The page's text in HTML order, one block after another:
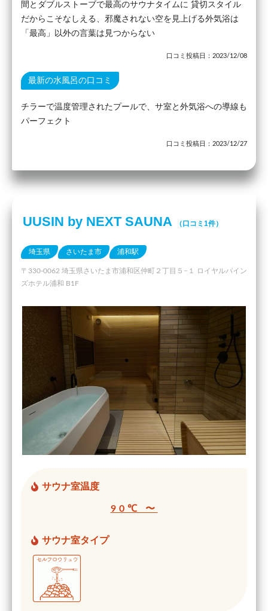
間とダブルストーブで最高のサウナタイムに 貸切スタイル
だからこそなしえる、邪魔されない空を見上げる外気浴は
「最高」以外の言葉は見つからない
口コミ投稿日：2023/12/08
最新の水風呂の口コミ
チラーで温度管理されたプールで、サ室と外気浴への導線も
パーフェクト
口コミ投稿日：2023/12/27
UUSIN by NEXT SAUNA （口コミ1件）
埼玉県 さいたま市 浦和駅
〒330-0062 埼玉県さいたま市浦和区仲町２丁目５−１ ロイヤルパイン
ズホテル浦和 B1F
サウナ室温度
90℃ 〜
サウナ室タイプ